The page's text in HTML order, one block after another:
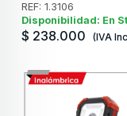
REF: 1.3106
Disponibilidad: En
$ 238.000 (IVA